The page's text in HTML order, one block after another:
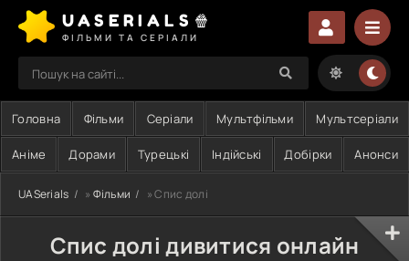
UASERIALS🍿
ФІЛЬМИ ТА СЕРІАЛИ
Головна Фільми Серіали Мультфільми Мультсеріали
Аніме Дорами Турецькі Індійські Добірки Анонси
UASerials » Фільми » Спис долі
Спис долі дивитися онлайн